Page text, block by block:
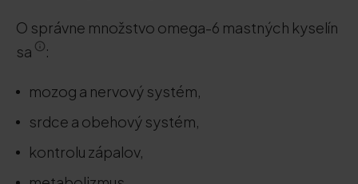
O správne množstvo omega-6 mastných kyselín
sa
:
mozog a nervový systém,
srdce a obehový systém,
kontrolu zápalov,